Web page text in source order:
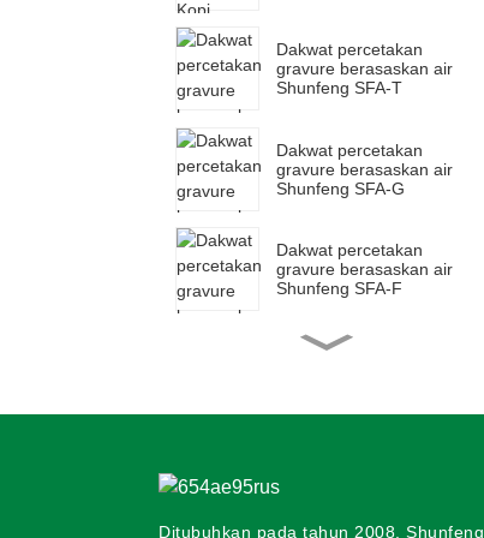
Dakwat percetakan
gravure berasaskan air
Shunfeng SFA-T
Dakwat percetakan
gravure berasaskan air
Shunfeng SFA-G
Dakwat percetakan
gravure berasaskan air
Shunfeng SFA-F
Dakwat pendarfluor
SF-PE
Ditubuhkan pada tahun 2008, Shunfeng